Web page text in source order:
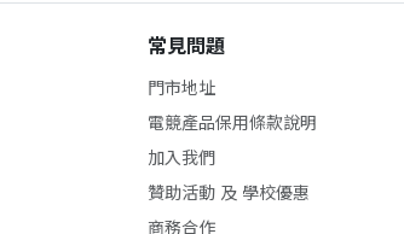
常見問題
門市地址
電競產品保用條款說明
加入我們
贊助活動 及 學校優惠
商務合作